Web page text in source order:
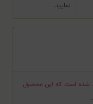
نمایید.
شده است که این محصول